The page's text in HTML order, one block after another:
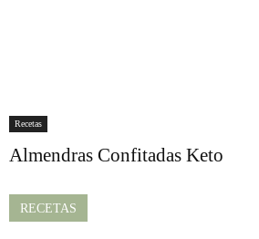
Recetas
Almendras Confitadas Keto
RECETAS